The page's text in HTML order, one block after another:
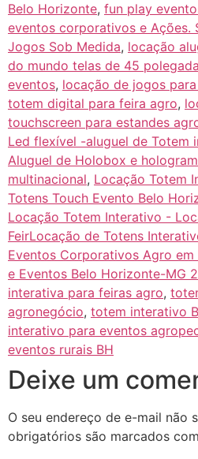
Belo Horizonte, fun play
eventos corporativos e Ações.
Jogos Sob Medida, locação
do mundo telas de 45
eventos, locação de jogos
totem digital para feira agro,
touchscreen para estandes
Led flexível -aluguel de Totem
Aluguel de Holobox e
multinacional, Locação Totem
Totens Touch Evento Belo
Locação Totem Interativo -
FeirLocação de Totens
Eventos Corporativos Agro
e Eventos Belo Horizonte-MG
interativa para feiras agro,
agronegócio, totem interativo
interativo para eventos
eventos rurais BH
Deixe um
O seu endereço de e-mail não
obrigatórios são marcados com